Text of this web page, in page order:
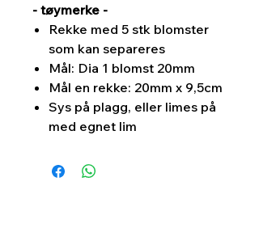
- tøymerke -
Rekke med 5 stk blomster
som kan separeres
Mål: Dia 1 blomst 20mm
Mål en rekke: 20mm x 9,5cm
Sys på plagg, eller limes på
med egnet lim